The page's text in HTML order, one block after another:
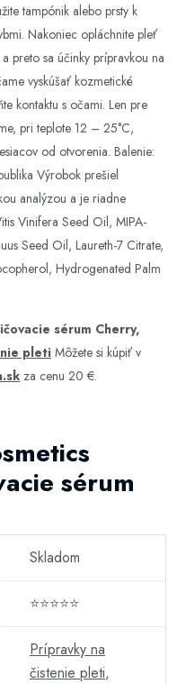
tampónik alebo prsty k
Nakoniec opláchnite pleť
preto sa účinky prípravkou na
vyskúšať kozmetické
kontaktu s očami. Len pre
pri teplote 12 – 25°C,
od otvorenia. Balenie:
Výrobok prešiel
analýzou a je riadne
Vinifera Seed Oil, MIPA-
Seed Oil, Laureth-7 Citrate,
Hydrogenated Palm
sérum Cherry,
pleti Môžete si kúpiť v
za cenu 20 €.
sérum
Skladom
⭐⭐⭐⭐⭐
Prípravky na
čistenie pleti,